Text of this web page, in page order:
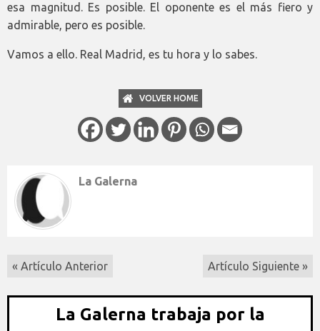
esa magnitud. Es posible. El oponente es el más fiero y
admirable, pero es posible.
Vamos a ello. Real Madrid, es tu hora y lo sabes.
VOLVER HOME
La Galerna
« Artículo Anterior Artículo Siguiente »
La Galerna trabaja por la